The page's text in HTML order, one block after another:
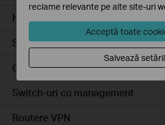
Hardware
Software
Camere video
Switch-uri cu management
Routere VPN
reclame relevante pe alte site-uri
Acceptă toate
Salvează